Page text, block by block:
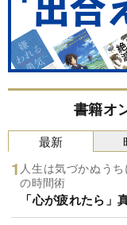
書籍オ
最新
人生は気づかぬう
の時間術
「心が疲れたら」